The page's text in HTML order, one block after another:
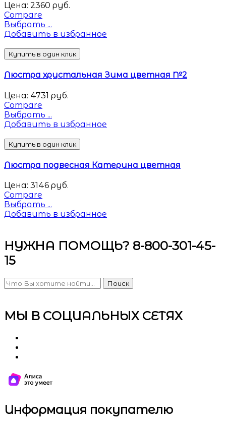
Цена: 2360 руб.
Compare
Выбрать ...
Добавить в избранное
Купить в один клик
Люстра хрустальная Зима цветная №2
Цена: 4731 руб.
Compare
Выбрать ...
Добавить в избранное
Купить в один клик
Люстра подвесная Катерина цветная
Цена: 3146 руб.
Compare
Выбрать ...
Добавить в избранное
НУЖНА ПОМОЩЬ? 8-800-301-45-
15
Поиск
МЫ В СОЦИАЛЬНЫХ СЕТЯХ
Информация покупателю